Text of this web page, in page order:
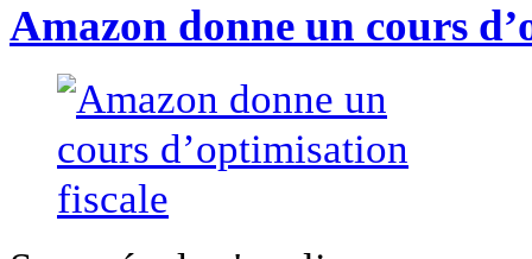
Amazon donne un cours